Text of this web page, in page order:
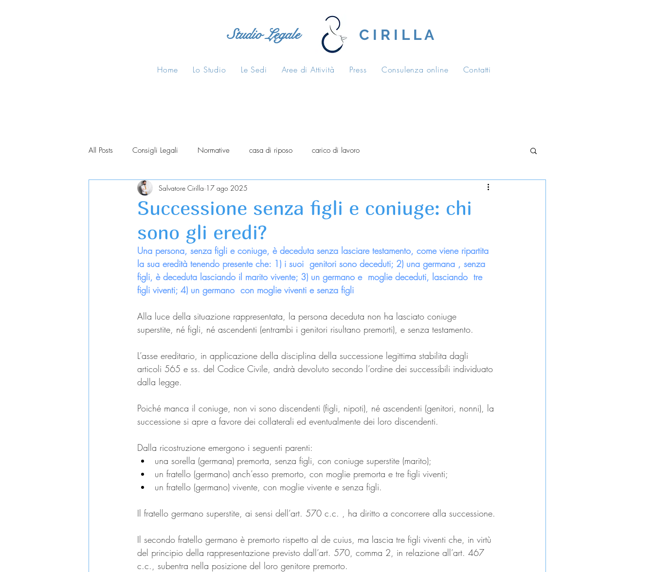
Studio Legale C I R I L L A
Home Lo Studio Le Sedi Aree di Attività Press Consulenza online Contatti
All Posts Consigli Legali Normative casa di riposo carico di lavoro
Successione senza figli e coniuge: chi
sono gli eredi?
Salvatore Cirilla 17 ago 2025
Una persona, senza figli e coniuge, è deceduta senza lasciare testamento, come viene ripartita
la sua eredità tenendo presente che: 1) i suoi  genitori sono deceduti; 2) una germana , senza
figli, è deceduta lasciando il marito vivente; 3) un germano e  moglie deceduti, lasciando  tre
figli viventi; 4) un germano  con moglie viventi e senza figli
Alla luce della situazione rappresentata, la persona deceduta non ha lasciato coniuge
superstite, né figli, né ascendenti (entrambi i genitori risultano premorti), e senza testamento.
L’asse ereditario, in applicazione della disciplina della successione legittima stabilita dagli
articoli 565 e ss. del Codice Civile, andrà devoluto secondo l’ordine dei successibili individuato
dalla legge.
Poiché manca il coniuge, non vi sono discendenti (figli, nipoti), né ascendenti (genitori, nonni), la
successione si apre a favore dei collaterali ed eventualmente dei loro discendenti.
Dalla ricostruzione emergono i seguenti parenti:
una sorella (germana) premorta, senza figli, con coniuge superstite (marito);
un fratello (germano) anch’esso premorto, con moglie premorta e tre figli viventi;
un fratello (germano) vivente, con moglie vivente e senza figli.
Il fratello germano superstite, ai sensi dell’art. 570 c.c. , ha diritto a concorrere alla successione.
Il secondo fratello germano è premorto rispetto al de cuius, ma lascia tre figli viventi che, in virtù
del principio della rappresentazione previsto dall’art. 570, comma 2, in relazione all’art. 467
c.c., subentra nella posizione del loro genitore premorto.